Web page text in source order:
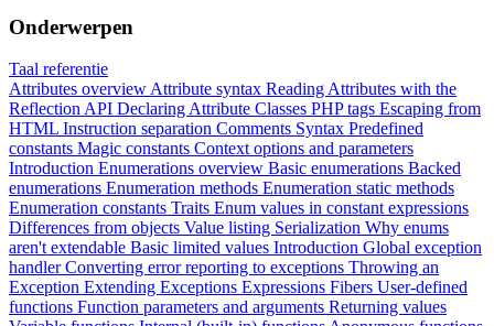
Onderwerpen
Taal referentie
Attributes overviewAttribute syntax Reading Attributes with the
Reflection API Declaring Attribute Classes PHP tags Escaping from
HTML Instruction separation Comments Syntax Predefined
constants Magic constants Context options and parameters
Introduction Enumerations overview Basic enumerations Backed
enumerations Enumeration methods Enumeration static methods
Enumeration constants Traits Enum values in constant expressions
Differences from objects Value listing Serialization Why enums
aren't extendable Basic limited values Introduction Global exception
handlerConverting error reporting to exceptions Throwing an
Exception Extending Exceptions Expressions Fibers User-defined
functions Function parameters and arguments Returning values